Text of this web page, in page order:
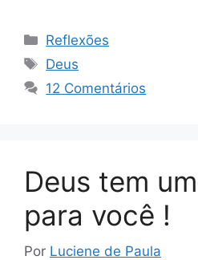
Categorias
Reflexões
Tags
Deus
12 Comentários
Deus tem
para você !
Por Luciene de Paula